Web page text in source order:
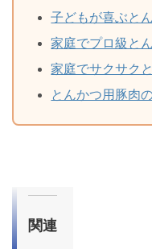
子どもが喜ぶと
家庭でプロ級と
家庭でサクサク
とんかつ用豚肉
関連